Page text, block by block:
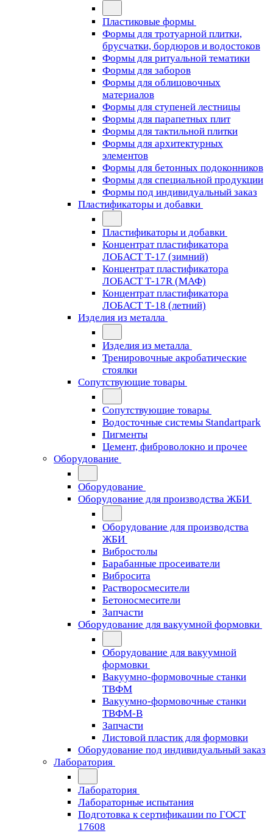
Пластиковые формы
Формы для тротуарной плитки,
брусчатки, бордюров и водостоков
Формы для ритуальной тематики
Формы для заборов
Формы для облицовочных
материалов
Формы для ступеней лестницы
Формы для парапетных плит
Формы для тактильной плитки
Формы для архитектурных
элементов
Формы для бетонных подоконников
Формы для специальной продукции
Формы под индивидуальный заказ
Пластификаторы и добавки
Пластификаторы и добавки
Концентрат пластификатора
ЛОБАСТ Т-17 (зимний)
Концентрат пластификатора
ЛОБАСТ Т-17R (МАФ)
Концентрат пластификатора
ЛОБАСТ Т-18 (летний)
Изделия из металла
Изделия из металла
Тренировочные акробатические
стоялки
Сопутствующие товары
Сопутствующие товары
Водосточные системы Standartpark
Пигменты
Цемент, фиброволокно и прочее
Оборудование
Оборудование
Оборудование для производства ЖБИ
Оборудование для производства
ЖБИ
Вибростолы
Барабанные просеиватели
Вибросита
Растворосмесители
Бетоносмесители
Запчасти
Оборудование для вакуумной формовки
Оборудование для вакуумной
формовки
Вакуумно-формовочные станки
ТВФМ
Вакуумно-формовочные станки
ТВФМ-В
Запчасти
Листовой пластик для формовки
Оборудование под индивидуальный заказ
Лаборатория
Лаборатория
Лабораторные испытания
Подготовка к сертификации по ГОСТ
17608